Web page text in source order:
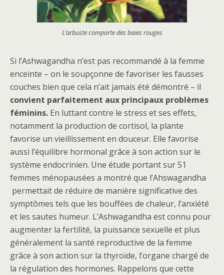
L’arbuste comporte des baies rouges
Si l’Ashwagandha n’est pas recommandé à la femme
enceinte – on le soupçonne de favoriser les fausses
couches bien que cela n’ait jamais été démontré – il
convient parfaitement aux principaux problèmes
féminins. En luttant contre le stress et ses effets,
notamment la production de cortisol, la plante
favorise un vieillissement en douceur. Elle favorise
aussi l’équilibre hormonal grâce à son action sur le
système endocrinien. Une étude portant sur 51
femmes ménopausées a montré que l’Ahswagandha
permettait de réduire de manière significative des
symptômes tels que les bouffées de chaleur, l’anxiété
et les sautes humeur. L’Ashwagandha est connu pour
augmenter la fertilité, la puissance sexuelle et plus
généralement la santé reproductive de la femme
grâce à son action sur la thyroïde, l’organe chargé de
la régulation des hormones. Rappelons que cette